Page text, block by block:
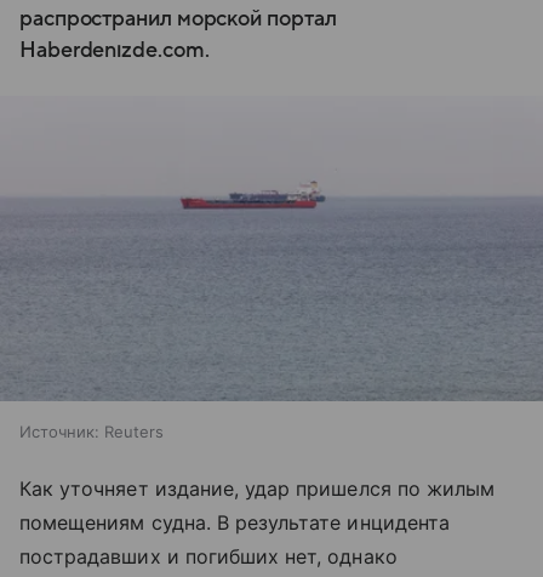
распространил морской портал
Haberdenızde.com.
Источник: Reuters
Как уточняет издание, удар пришелся по жилым
помещениям судна. В результате инцидента
пострадавших и погибших нет, однако